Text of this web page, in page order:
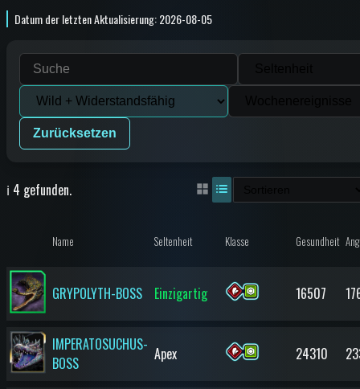
Datum der letzten Aktualisierung: 2026-08-05
Zurücksetzen
ℹ️ 4 gefunden.
Name Seltenheit Klasse Gesundheit
GRYPOLYTH-BOSS Einzigartig 16507
IMPERATOSUCHUS-
BOSS
Apex 24310